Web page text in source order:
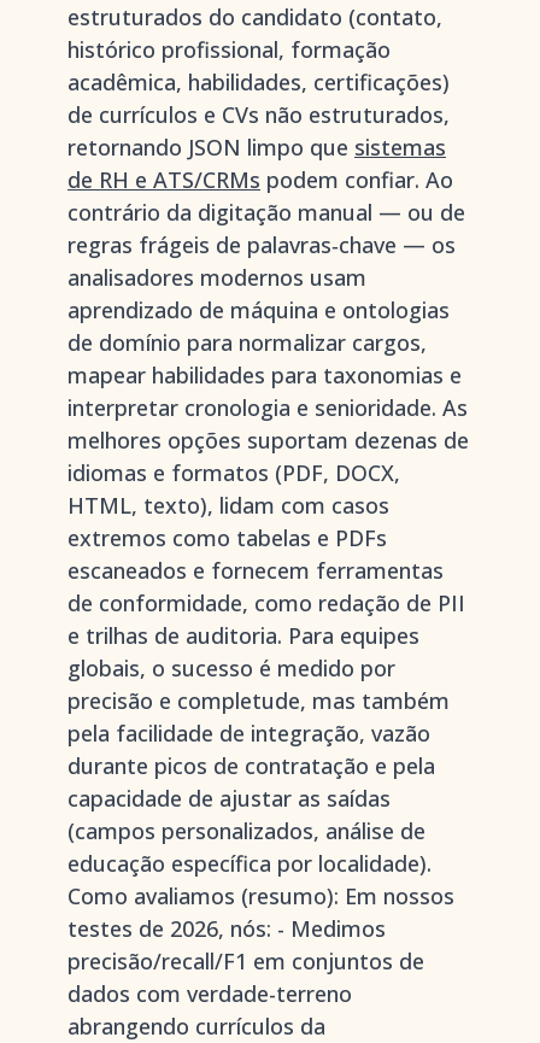
estruturados do candidato (contato,
histórico profissional, formação
acadêmica, habilidades, certificações)
de currículos e CVs não estruturados,
retornando JSON limpo que sistemas
de RH e ATS/CRMs podem confiar. Ao
contrário da digitação manual — ou de
regras frágeis de palavras‑chave — os
analisadores modernos usam
aprendizado de máquina e ontologias
de domínio para normalizar cargos,
mapear habilidades para taxonomias e
interpretar cronologia e senioridade. As
melhores opções suportam dezenas de
idiomas e formatos (PDF, DOCX,
HTML, texto), lidam com casos
extremos como tabelas e PDFs
escaneados e fornecem ferramentas
de conformidade, como redação de PII
e trilhas de auditoria. Para equipes
globais, o sucesso é medido por
precisão e completude, mas também
pela facilidade de integração, vazão
durante picos de contratação e pela
capacidade de ajustar as saídas
(campos personalizados, análise de
educação específica por localidade).
Como avaliamos (resumo): Em nossos
testes de 2026, nós: - Medimos
precisão/recall/F1 em conjuntos de
dados com verdade-terreno
abrangendo currículos da